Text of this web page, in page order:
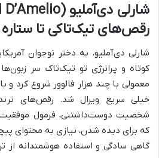
رقص‌های تیک‌تاکی تا ستاره
شارلی دی‌آملیو، یه دختر نوجوان
کوتاه و پرانرژی تو تیک‌تاک سر
معمولی با چند هزار فالوور شروع کرد و
خیلی سریع ویرال شد. رقص‌های
شخصیت دوست‌داشتنی، فرمول موفقیت
که برای دیده شدن، نیازی به محتوای
گاهی سادگی و استفاده هوشمندانه از